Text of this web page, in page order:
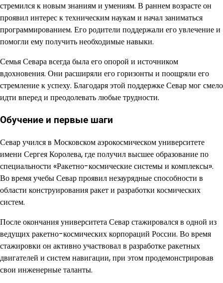
стремился к новым знаниям и умениям. В раннем возрасте он
проявил интерес к техническим наукам и начал заниматься
программированием. Его родители поддержали его увлечение и
помогли ему получить необходимые навыки.
Семья Севара всегда была его опорой и источником
вдохновения. Они расширяли его горизонты и поощряли его
стремление к успеху. Благодаря этой поддержке Севар мог смело
идти вперед и преодолевать любые трудности.
Обучение и первые шаги
Севар учился в Московском аэрокосмическом университете
имени Сергея Королева, где получил высшее образование по
специальности «Ракетно-космические системы и комплексы».
Во время учебы Севар проявил незаурядные способности в
области конструирования ракет и разработки космических
систем.
После окончания университета Севар стажировался в одной из
ведущих ракетно-космических корпораций России. Во время
стажировки он активно участвовал в разработке ракетных
двигателей и систем навигации, при этом продемонстрировав
свои инженерные таланты.